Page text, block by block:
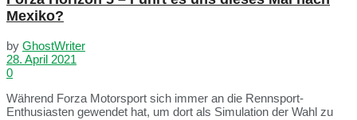
Mexiko?
by GhostWriter
28. April 2021
0
Während Forza Motorsport sich immer an die Rennsport-
Enthusiasten gewendet hat, um dort als Simulation der Wahl zu